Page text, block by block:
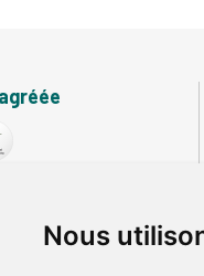
Nous